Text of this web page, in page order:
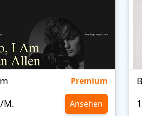
Premium
M. Ansehen